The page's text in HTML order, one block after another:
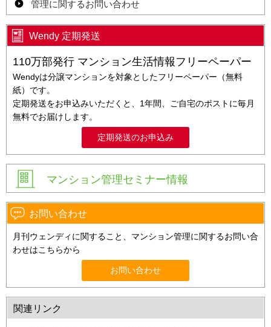
管理に関するお問い合わせ
Wendy 定期発送
110万部発行 マンション生活情報フリーペーパー
Wendyは分譲マンションを対象としたフリーペーパー（無料
紙）です。
定期発送をお申込みいただくと、1年間、ご自宅のポストに毎月
無料でお届けします。
定期発送のお申込み
マンション管理セミナー情報
お問い合わせ
月刊ウェンディに関すること、マンション管理に関するお問い合
わせはこちらから
お問い合わせ
関連リンク